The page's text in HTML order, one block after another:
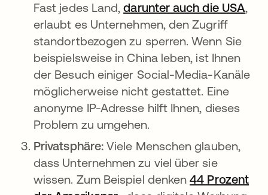
Fast jedes Land,darunter auch die USA,
erlaubt es Unternehmen, den Zugriff
standortbezogen zu sperren. Wenn Sie
beispielsweise in China leben, ist Ihnen
der Besuch einiger Social-Media-Kanäle
möglicherweise nicht gestattet. Eine
anonyme IP-Adresse hilft Ihnen, dieses
Problem zu umgehen.
Privatsphäre:Viele Menschen glauben,
dass Unternehmen zu viel über sie
wissen. Zum Beispiel denken44 Prozent